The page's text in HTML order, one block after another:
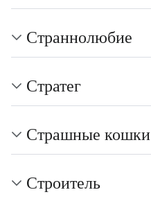
Страннолюбие
Стратег
Страшные кошки
Строитель